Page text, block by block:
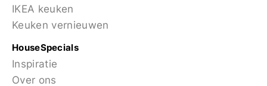
IKEA keuken
Keuken vernieuwen
HouseSpecials
Inspiratie
Over ons